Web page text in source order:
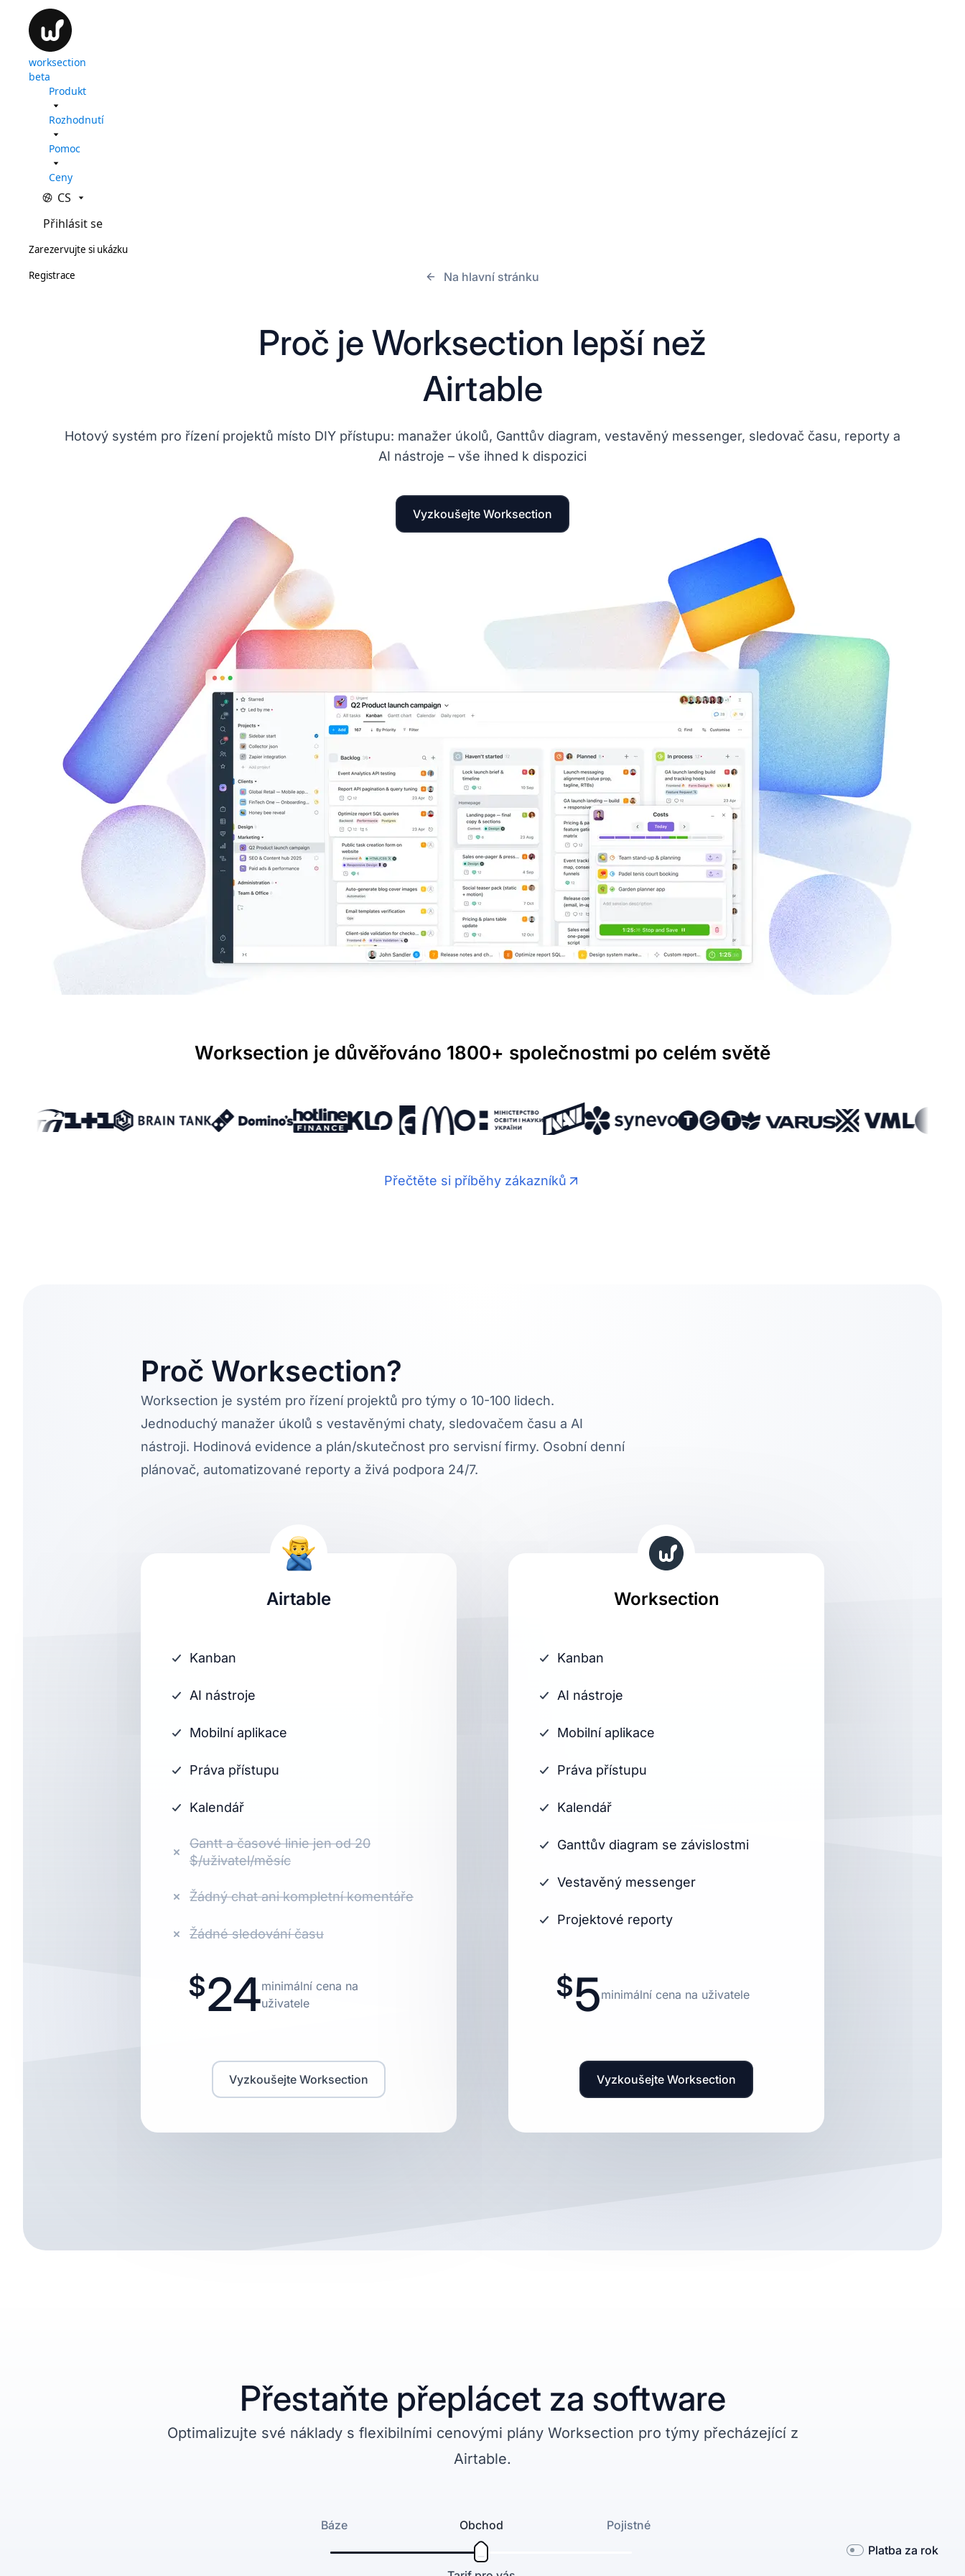
worksection
beta
Produkt
Rozhodnutí
Pomoc
Ceny
CS
Přihlásit se
Zarezervujte si ukázku
Registrace
Na hlavní stránku
Proč je Worksection lepší než
Airtable
Hotový systém pro řízení projektů místo DIY přístupu: manažer úkolů, Ganttův diagram, vestavěný messenger, sledovač času, reporty a
AI nástroje – vše ihned k dispozici
Vyzkoušejte Worksection
Worksection je důvěřováno 1800+ společnostmi po celém světě
Přečtěte si příběhy zákazníků
Proč Worksection?
Worksection je systém pro řízení projektů pro týmy o 10-100 lidech.
Jednoduchý manažer úkolů s vestavěnými chaty, sledovačem času a AI
nástroji. Hodinová evidence a plán/skutečnost pro servisní firmy. Osobní denní
plánovač, automatizované reporty a živá podpora 24/7.
Airtable
Kanban
AI nástroje
Mobilní aplikace
Práva přístupu
Kalendář
Gantt a časové linie jen od 20
$/uživatel/měsíc
Žádný chat ani kompletní komentáře
Žádné sledování času
24minimální cena na
uživatele
Vyzkoušejte Worksection
Worksection
Kanban
AI nástroje
Mobilní aplikace
Práva přístupu
Kalendář
Ganttův diagram se závislostmi
Vestavěný messenger
Projektové reporty
5minimální cena na uživatele
Vyzkoušejte Worksection
Přestaňte přeplácet za software
Optimalizujte své náklady s flexibilními cenovými plány Worksection pro týmy přecházející z
Airtable.
Báze Obchod Pojistné
Platba za rok